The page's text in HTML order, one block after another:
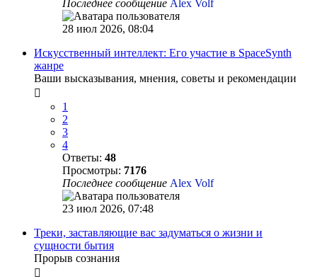
Последнее сообщение Alex Volf
28 июл 2026, 08:04
Искусственный интеллект: Его участие в SpaceSynth
жанре
Ваши высказывания, мнения, советы и рекомендации
1
2
3
4
Ответы: 48
Просмотры: 7176
Последнее сообщение Alex Volf
23 июл 2026, 07:48
Треки, заставляющие вас задуматься о жизни и
сущности бытия
Прорыв сознания